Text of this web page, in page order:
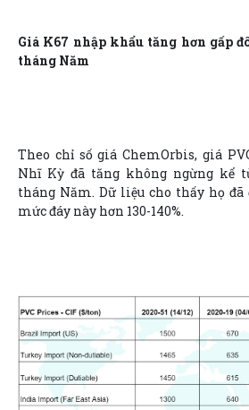
Giá K67 nhập khẩu tăng hơn gấp
tháng Năm
Theo chỉ số giá ChemOrbis, giá
Nhĩ Kỳ đã tăng không ngừng kể
tháng Năm. Dữ liệu cho thấy họ đã
mức đáy này hơn 130-140%.